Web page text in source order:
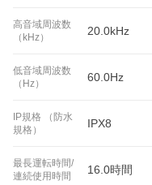
高音域周波数
（kHz）
20.0kHz
低音域周波数
（Hz）
60.0Hz
IP規格 （防水
規格）
IPX8
最長運転時間/
連続使用時間
16.0時間